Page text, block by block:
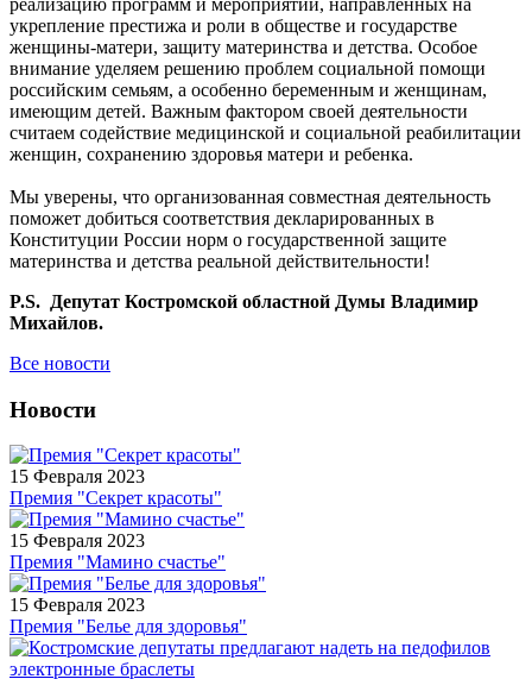
укрепление престижа и роли в обществе и государстве
женщины-матери, защиту материнства и детства. Особое
внимание уделяем решению проблем социальной помощи
российским семьям, а особенно беременным и женщинам,
имеющим детей. Важным фактором своей деятельности
считаем содействие медицинской и социальной реабилитации
женщин, сохранению здоровья матери и ребенка.
Мы уверены, что организованная совместная деятельность
поможет добиться соответствия декларированных в
Конституции России норм о государственной защите
материнства и детства реальной действительности!
P.S. Депутат Костромской областной Думы Владимир
Михайлов.
Все новости
Новости
15 Февраля 2023
Премия "Секрет красоты"
15 Февраля 2023
Премия "Мамино счастье"
15 Февраля 2023
Премия "Белье для здоровья"